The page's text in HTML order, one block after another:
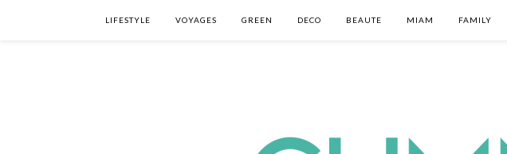
LIFESTYLE VOYAGES GREEN DECO BEAUTE MIAM FAMILY